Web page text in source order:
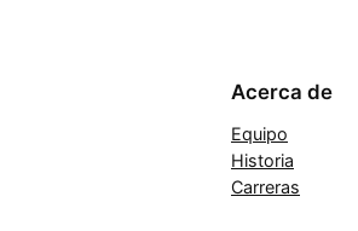
Acerca de
Equipo
Historia
Carreras